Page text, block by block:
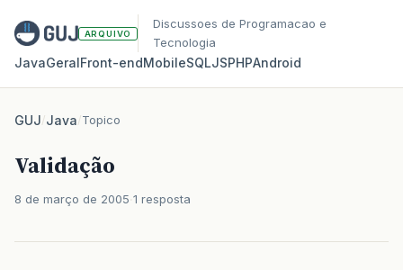
ARQUIVO
Discussoes de Programacao e
Tecnologia
JavaGeralFront‑endMobileSQLJSPHPAndroid
GUJ/Java/Topico
Validação
8 de março de 2005 1 resposta